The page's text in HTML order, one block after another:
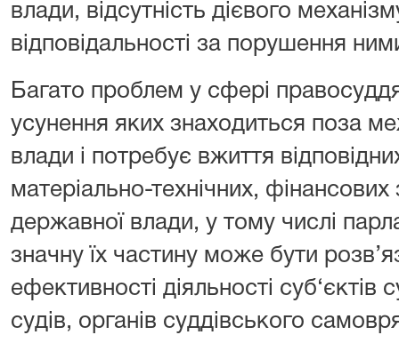
влади, відсутність дієвого
відповідальності за порушення
Багато проблем у сфері
усунення яких знаходиться поза
влади і потребує вжиття
матеріально-технічних,
державної влади, у тому числі
значну їх частину може бути
ефективності діяльності суб‘єктів
судів, органів суддівського